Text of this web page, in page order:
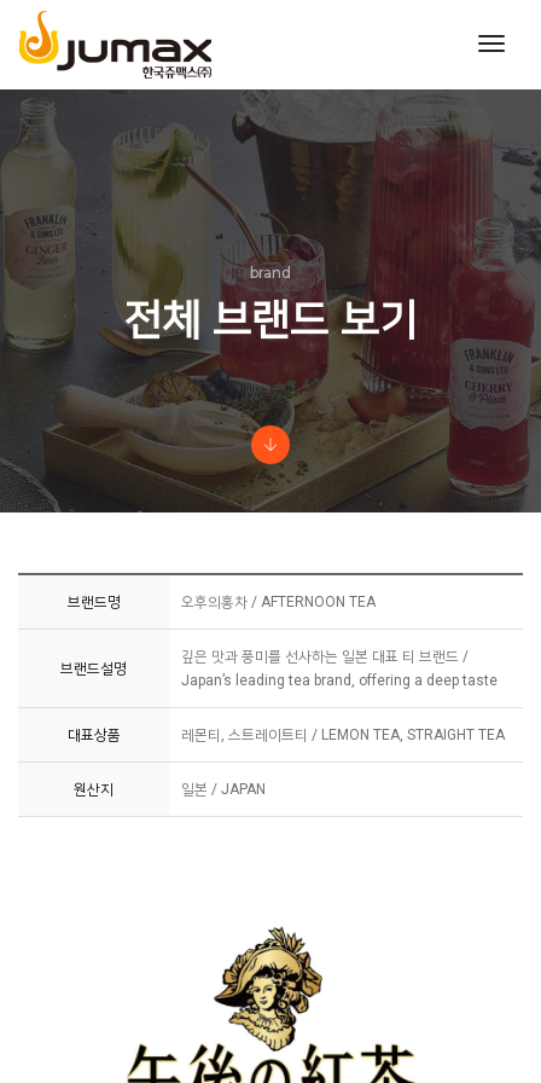
brand
전체 브랜드 보기
브랜드명 오후의홍차 / AFTERNOON TEA
브랜드설명
깊은 맛과 풍미를 선사하는 일본 대표 티 브랜드 /
Japan’s leading tea brand, offering a deep taste
대표상품 레몬티, 스트레이트티 / LEMON TEA, STRAIGHT TEA
원산지 일본 / JAPAN